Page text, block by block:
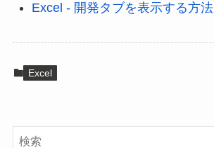
Excel - 開発タブを表示する方法
Excel